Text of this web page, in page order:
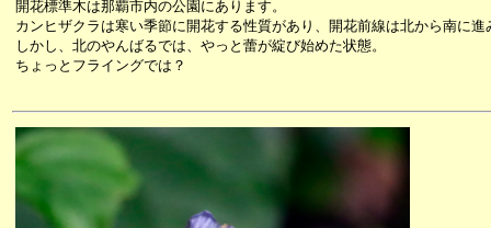
開花標準木は那覇市内の公園にあります。
カンヒザクラは寒い季節に開花する性質があり、開花前線は北から南に進
しかし、北のやんばるでは、やっと蕾が綻び始めた状態。
ちょっとフライングでは？